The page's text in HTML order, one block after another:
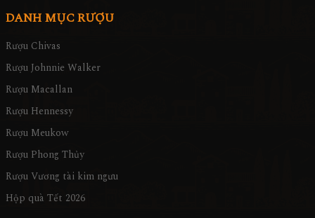
DANH MỤC RƯỢU
Rượu Chivas
Rượu Johnnie Walker
Rượu Macallan
Rượu Hennessy
Rượu Meukow
Rượu Phong Thủy
Rượu Vương tài kim ngưu
Hộp quà Tết 2026